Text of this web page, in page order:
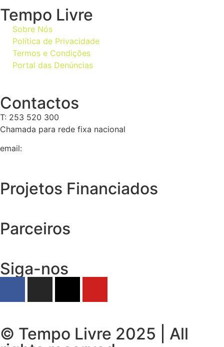
Tempo Livre
Sobre Nós
Política de Privacidade
Termos e Condições
Portal das Denúncias
Contactos
T: 253 520 300
Chamada para rede fixa nacional
email:
Projetos Financiados
Parceiros
Siga-nos
© Tempo Livre 2025 | All